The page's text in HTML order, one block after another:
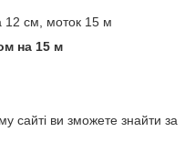
12 см, моток 15 м
на 15 м
сайті ви зможете знайти за